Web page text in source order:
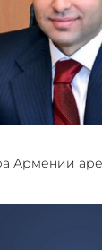
Армении